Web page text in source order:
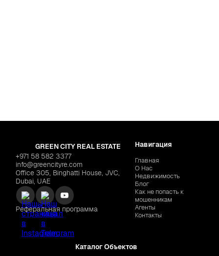
GREEN CITY REAL ESTATE
+971 58 582 3377
info@greencityre.com
Office 305, Binghatti House, JVC,
Dubai, UAE
Реферальная программа
Навигация
Главная
О Нас
Недвижимость
Блог
Как не попасть к
мошенникам
Агенты
Контакты
Каталог Объектов